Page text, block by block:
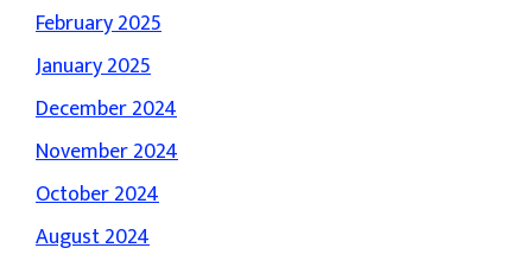
February 2025
January 2025
December 2024
November 2024
October 2024
August 2024